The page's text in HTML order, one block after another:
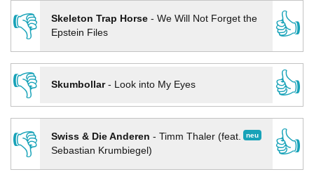
👎
Skeleton Trap Horse- We Will Not Forget the
Epstein Files
👍
👎
Skumbollar- Look into My Eyes
👍
👎
neu
Swiss & Die Anderen - Timm Thaler (feat.
Sebastian Krumbiegel)
👍